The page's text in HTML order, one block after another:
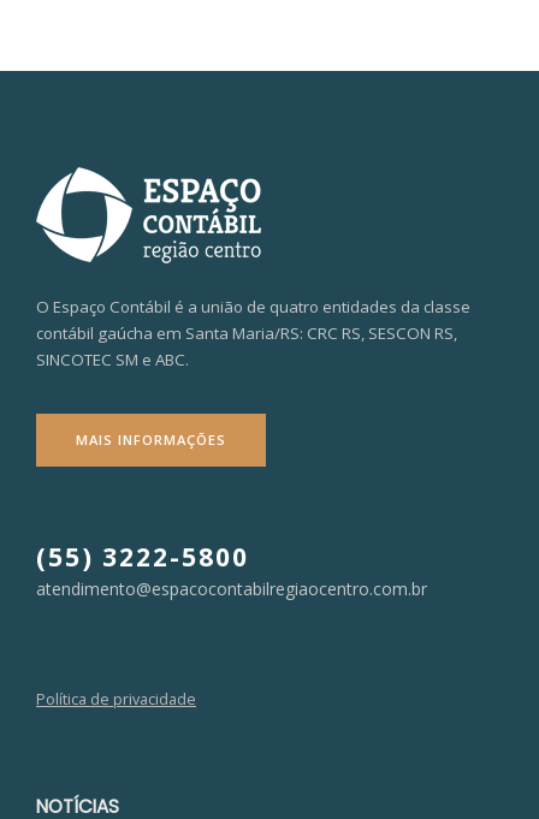
O Espaço Contábil é a união de quatro entidades da classe
contábil gaúcha em Santa Maria/RS: CRC RS, SESCON RS,
SINCOTEC SM e ABC.
MAIS INFORMAÇÕES
(55) 3222-5800
atendimento@espacocontabilregiaocentro.com.br
Política de privacidade
NOTÍCIAS